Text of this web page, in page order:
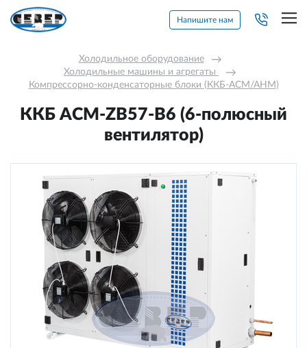
Напишите нам
Холодильное оборудование →
Холодильные машины и агрегаты →
Компрессорно-конденсаторные блоки (ККБ-АСМ/АНМ)
ККБ ACM-ZB57-B6 (6-полюсный
вентилятор)